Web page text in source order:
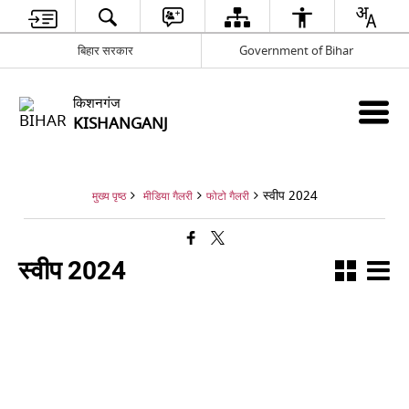
बिहार सरकार Government of Bihar
किशनगंज
KISHANGANJ
मुख्य पृष्ठ मीडिया गैलरी फोटो गैलरी स्वीप 2024
स्वीप 2024